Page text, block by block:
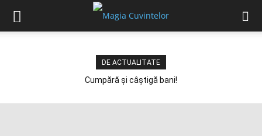
DE ACTUALITATE
Cumpără și câștigă bani!